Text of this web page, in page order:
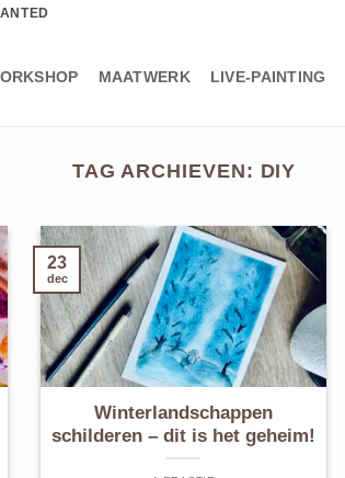
MAATWERK LIVE-PAINTING
TAG ARCHIEVEN: DIY
Winterlandschappen
schilderen – dit is het geheim!
23
dec